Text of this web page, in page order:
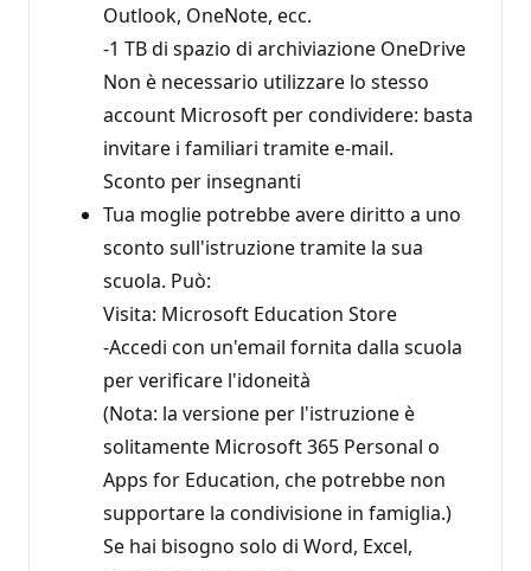
Outlook, OneNote, ecc.
-1 TB di spazio di archiviazione OneDrive
Non è necessario utilizzare lo stesso
account Microsoft per condividere: basta
invitare i familiari tramite e-mail.
Sconto per insegnanti
Tua moglie potrebbe avere diritto a uno
sconto sull'istruzione tramite la sua
scuola. Può:
Visita: Microsoft Education Store
-Accedi con un'email fornita dalla scuola
per verificare l'idoneità
(Nota: la versione per l'istruzione è
solitamente Microsoft 365 Personal o
Apps for Education, che potrebbe non
supportare la condivisione in famiglia.)
Se hai bisogno solo di Word, Excel,